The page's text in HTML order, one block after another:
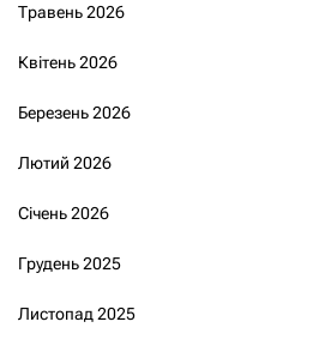
Травень 2026
Квітень 2026
Березень 2026
Лютий 2026
Січень 2026
Грудень 2025
Листопад 2025